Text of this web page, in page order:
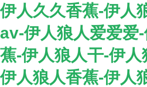
伊人久久香蕉-伊人
av-伊人狼人爱爱爱
蕉-伊人狼人干-伊
伊人狼人香蕉-伊人